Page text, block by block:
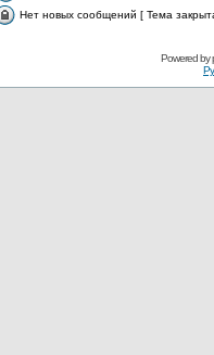
Нет новых сообщений [ Тема
Powered by